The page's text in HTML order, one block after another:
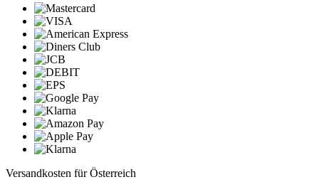
Versandkosten für Österreich